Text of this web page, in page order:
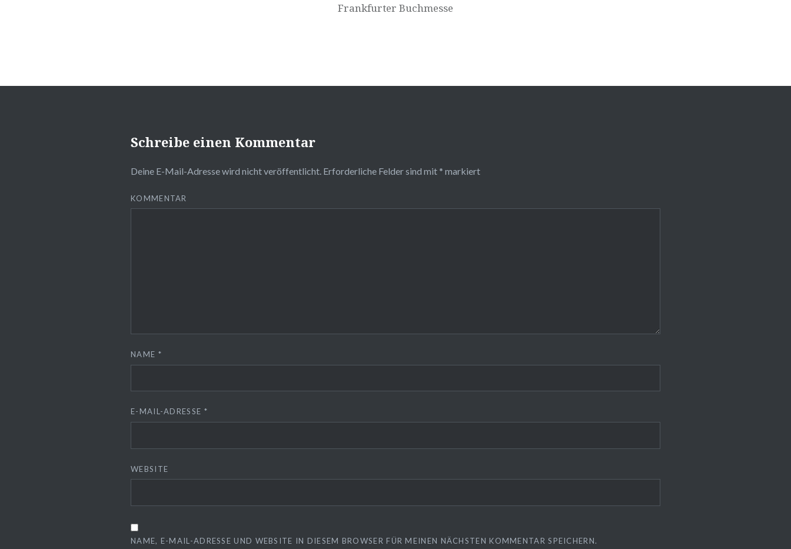
Frankfurter Buchmesse
Schreibe einen Kommentar
Deine E-Mail-Adresse wird nicht veröffentlicht. Erforderliche Felder sind mit * markiert
KOMMENTAR
NAME *
E-MAIL-ADRESSE *
WEBSITE
NAME, E-MAIL-ADRESSE UND WEBSITE IN DIESEM BROWSER FÜR MEINEN NÄCHSTEN KOMMENTAR SPEICHERN.